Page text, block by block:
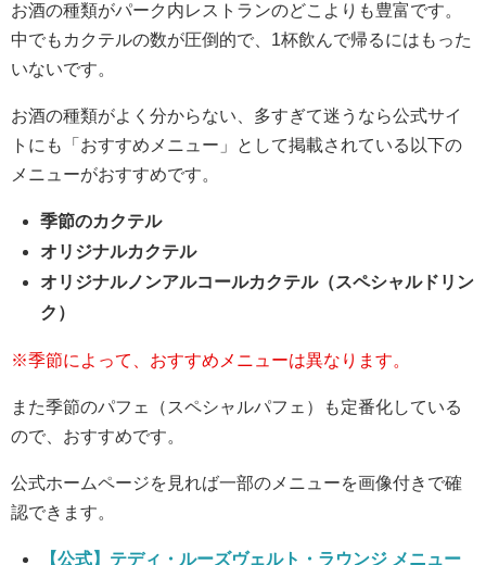
お酒の種類がパーク内レストランのどこよりも豊富です。
中でもカクテルの数が圧倒的で、1杯飲んで帰るにはもった
いないです。
お酒の種類がよく分からない、多すぎて迷うなら公式サイ
トにも「おすすめメニュー」として掲載されている以下の
メニューがおすすめです。
季節のカクテル
オリジナルカクテル
オリジナルノンアルコールカクテル（スペシャルドリン
ク）
※季節によって、おすすめメニューは異なります。
また季節のパフェ（スペシャルパフェ）も定番化している
ので、おすすめです。
公式ホームページを見れば一部のメニューを画像付きで確
認できます。
【公式】テディ・ルーズヴェルト・ラウンジ メニュー